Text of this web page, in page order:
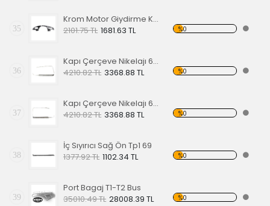
35
Krom Motor Giydirme Kapağı
2101.75 TL 1681.63 TL %0
36
Kapı Çerçeve Nikelajı 65 Sol Ön
4210.82 TL 3368.88 TL %0
37
Kapı Çerçeve Nikelajı 65 Sağ Ön
4210.82 TL 3368.88 TL %0
38
İç Sıyırıcı Sağ Ön Tp1 69
1377.92 TL 1102.34 TL %0
39
Port Bagaj T1-T2 Bus
35010.49 TL 28008.39 TL %0